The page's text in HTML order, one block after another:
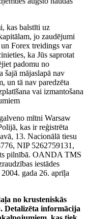
kas balstīti uz
jo zaudējumi
Forex treidings var
ka Jūs saprotat
padomu no
šajā mājaslapā nav
un tā nav paredzēta
vai izmantošana
mītni Warsaw
kas ir reģistrēta
13. Nacionālā tiesu
NIP 5262759131,
pilnībā. OANDA TMS
iestādes
gada 26. aprīļa
no krusteniskās
Detalizēta informācija